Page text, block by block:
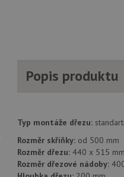
Popis produktu
Typ montáže dřezu:
Rozměr skříňky: od 500 mm
Rozměr dřezu: 440 x 515 mm
Rozměr dřezové nádoby:
AWSALBCORS
Amazon.com
widget-
CookieScriptConsent
CookieScript
baterie.cz
zásadách